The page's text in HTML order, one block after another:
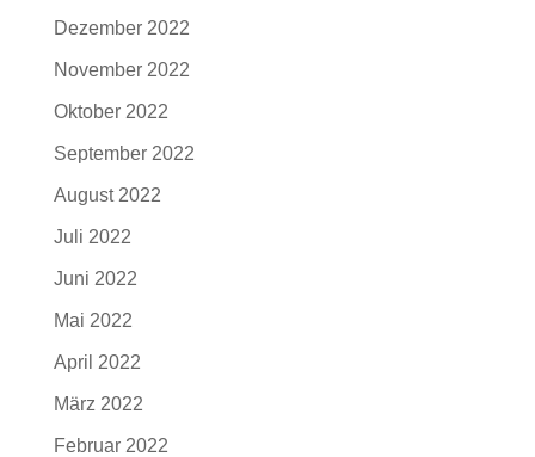
Dezember 2022
November 2022
Oktober 2022
September 2022
August 2022
Juli 2022
Juni 2022
Mai 2022
April 2022
März 2022
Februar 2022